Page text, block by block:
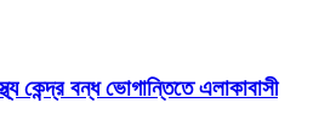
কেন্দ্র বন্ধ ভোগান্তিতে এলাকাবাসী